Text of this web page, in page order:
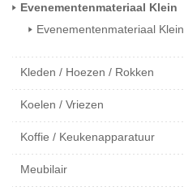
Evenementenmateriaal Klein
Evenementenmateriaal Klein
Kleden / Hoezen / Rokken
Koelen / Vriezen
Koffie / Keukenapparatuur
Meubilair